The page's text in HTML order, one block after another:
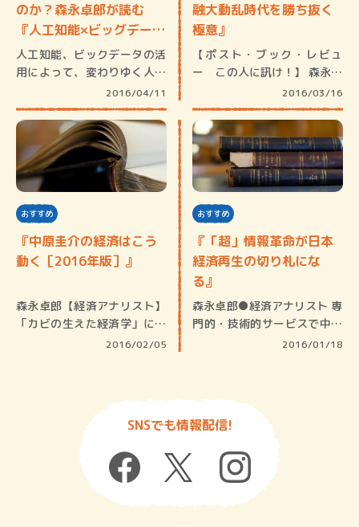
のか？森永卓郎が読む
『人工知能×ビッグデータ
が「…
人工知能、ビックデータの活
用によって、変わりゆく人事
2016/04/11
融大動乱時代を勝ち抜く
極意』
【ポスト・ブック・レビュ
ー この人に訊け！】 森永卓
2016/03/16
おすすめ
『中原圭介の経済はこう
動く［2016年版］』
森永卓郎【経済アナリスト】
「カビの生えた経済学」に立
2016/02/05
おすすめ
『「超」情報革命が日本
経済再生の切り札にな
る』
森永卓郎●経済アナリスト 専
門的・技術的サービスで中国
2016/01/18
SNSでも情報配信!